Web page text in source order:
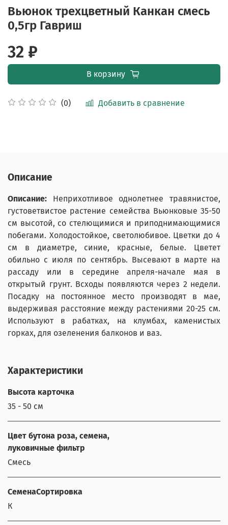
Вьюнок трехцветный Канкан смесь
0,5гр Гавриш
(0) Добавить в сравнение
32 ₽
В корзину
Описание
Описание: Неприхотливое однолетнее травянистое,
густоветвистое растение семейства Вьюнковые 35-50
см высотой, со стелющимися и приподнимающимися
побегами. Холодостойкое, светолюбивое. Цветки до 4
см в диаметре, синие, красные, белые. Цветет
обильно с июля по сентябрь. Высевают в марте на
рассаду или в середине апреля-начале мая в
открытый грунт. Всходы появляются через 2 недели.
Посадку на постоянное место производят в мае,
выдерживая расстояние между растениями 20-25 см.
Используют в рабатках, на клумбах, каменистых
горках, для озеленения балконов и ваз.
Характеристики
Высота карточка
35 - 50 см
Цвет бутона роза, семена,
луковичные фильтр
Смесь
СеменаСортировка
К